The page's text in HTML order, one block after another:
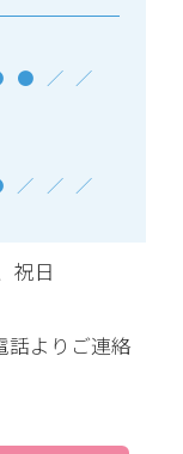
● ／ ／
／ ／ ／
祝日
話よりご連絡